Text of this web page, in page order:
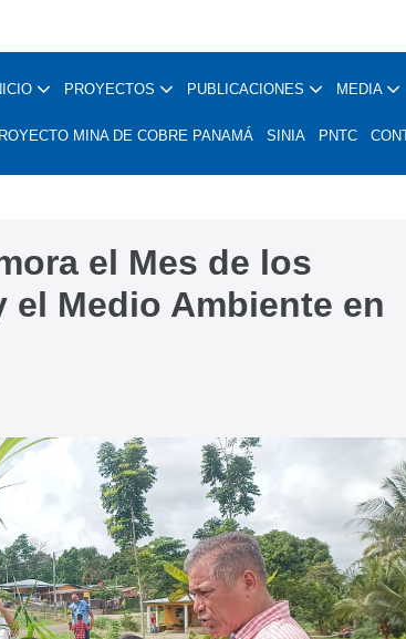
PROYECTOS PUBLICACIONES MEDIA
MINA DE COBRE PANAMÁ SINIA PNTC
el Mes de los
el Medio Ambiente en